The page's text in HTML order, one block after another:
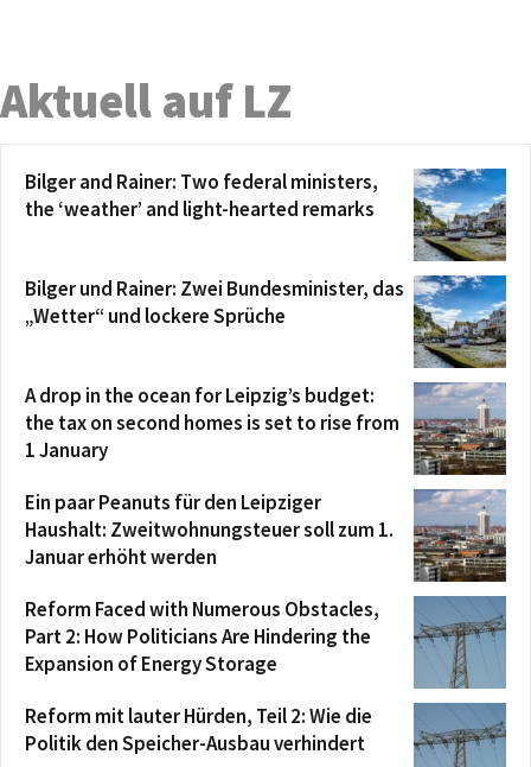
Aktuell auf LZ
Bilger and Rainer: Two federal ministers,
the ‘weather’ and light-hearted remarks
Bilger und Rainer: Zwei Bundesminister, das
„Wetter“ und lockere Sprüche
A drop in the ocean for Leipzig’s budget:
the tax on second homes is set to rise from
1 January
Ein paar Peanuts für den Leipziger
Haushalt: Zweitwohnungsteuer soll zum 1.
Januar erhöht werden
Reform Faced with Numerous Obstacles,
Part 2: How Politicians Are Hindering the
Expansion of Energy Storage
Reform mit lauter Hürden, Teil 2: Wie die
Politik den Speicher-Ausbau verhindert